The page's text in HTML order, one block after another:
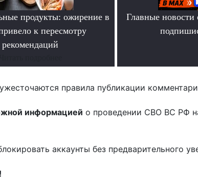
продукты: ожирение в
к пересмотру
рекомендаций
Главные
правила публикации
информацией о проведении СВО ВС РФ
аккаунты без предварительного